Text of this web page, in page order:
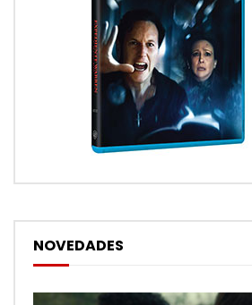
NOVEDADES